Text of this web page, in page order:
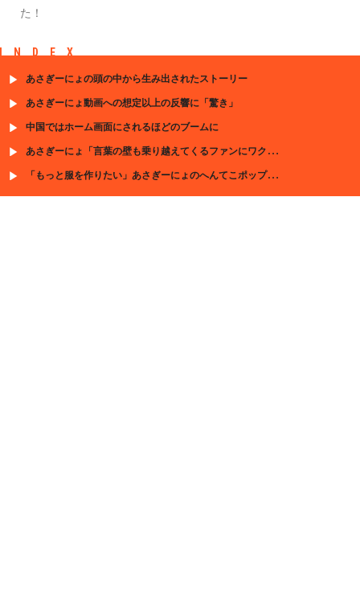
た！
INDEX
あさぎーにょの頭の中から生み出されたストーリー
あさぎーにょ動画への想定以上の反響に「驚き」
中国ではホーム画面にされるほどのブームに
あさぎーにょ「言葉の壁も乗り越えてくるファンにワクワクした」中国でも大活躍の訳
「もっと服を作りたい」あさぎーにょのへんてこポップな世界がファッションブランドに